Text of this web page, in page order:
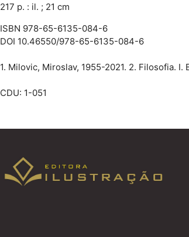
217 p. : il. ; 21 cm
ISBN 978-65-6135-084-6
DOI 10.46550/978-65-6135-084-6
1. Milovic, Miroslav, 1955-2021. 2. Filosofia.
CDU: 1-051